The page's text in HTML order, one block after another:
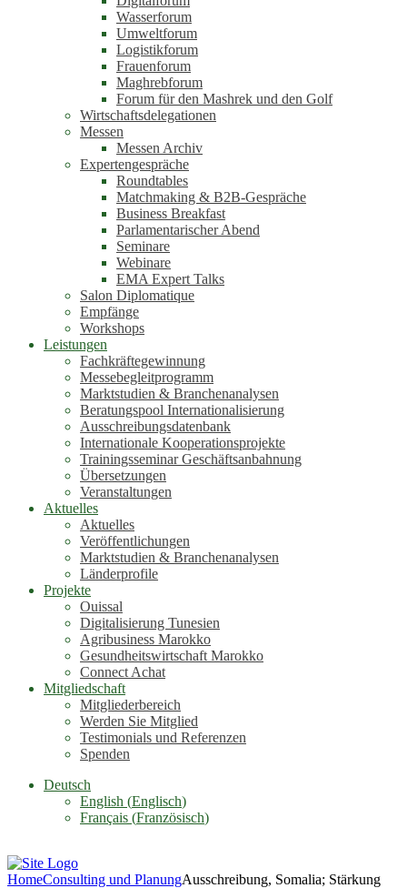
Wasserforum
Umweltforum
Logistikforum
Frauenforum
Maghrebforum
Forum für den Mashrek und den Golf
Wirtschaftsdelegationen
Messen
Messen Archiv
Expertengespräche
Roundtables
Matchmaking & B2B-Gespräche
Business Breakfast
Parlamentarischer Abend
Seminare
Webinare
EMA Expert Talks
Salon Diplomatique
Empfänge
Workshops
Leistungen
Fachkräftegewinnung
Messebegleitprogramm
Marktstudien & Branchenanalysen
Beratungspool Internationalisierung
Ausschreibungsdatenbank
Internationale Kooperationsprojekte
Trainingsseminar Geschäftsanbahnung
Übersetzungen
Veranstaltungen
Aktuelles
Aktuelles
Veröffentlichungen
Marktstudien & Branchenanalysen
Länderprofile
Projekte
Ouissal
Digitalisierung Tunesien
Agribusiness Marokko
Gesundheitswirtschaft Marokko
Connect Achat
Mitgliedschaft
Mitgliederbereich
Werden Sie Mitglied
Testimonials und Referenzen
Spenden
Deutsch
English (Englisch)
Français (Französisch)
HomeConsulting und PlanungAusschreibung, Somalia; Stärkung